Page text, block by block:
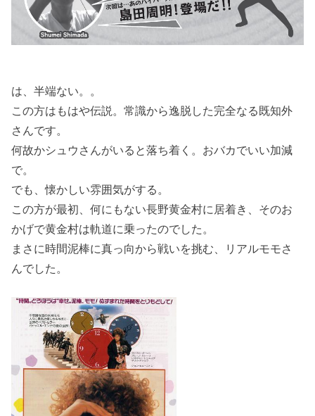
は、半端ない。。
この方はもはや伝説。常識から逸脱した完全なる既知外
さんです。
何故かシュウさんがいると落ち着く。おバカでいい加減
で。
でも、懐かしい雰囲気がする。
この方が最初、何にもない長野黄金村に居着き、そのお
かげで黄金村は軌道に乗ったのでした。
まさに時間泥棒に真っ向から戦いを挑む、リアルモモさ
んでした。